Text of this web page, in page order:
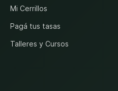
Mi Cerrillos
Pagá tus tasas
Talleres y Cursos